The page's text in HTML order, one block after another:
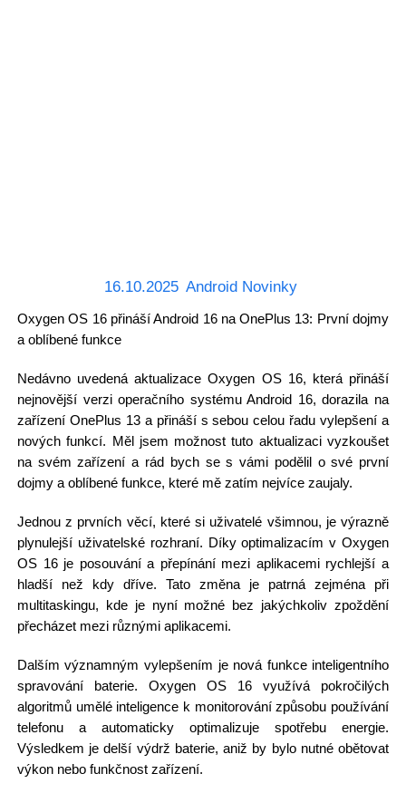
16.10.2025 Android Novinky
Oxygen OS 16 přináší Android 16 na OnePlus 13: První dojmy
a oblíbené funkce
Nedávno uvedená aktualizace Oxygen OS 16, která přináší
nejnovější verzi operačního systému Android 16, dorazila na
zařízení OnePlus 13 a přináší s sebou celou řadu vylepšení a
nových funkcí. Měl jsem možnost tuto aktualizaci vyzkoušet
na svém zařízení a rád bych se s vámi podělil o své první
dojmy a oblíbené funkce, které mě zatím nejvíce zaujaly.
Jednou z prvních věcí, které si uživatelé všimnou, je výrazně
plynulejší uživatelské rozhraní. Díky optimalizacím v Oxygen
OS 16 je posouvání a přepínání mezi aplikacemi rychlejší a
hladší než kdy dříve. Tato změna je patrná zejména při
multitaskingu, kde je nyní možné bez jakýchkoliv zpoždění
přecházet mezi různými aplikacemi.
Dalším významným vylepšením je nová funkce inteligentního
spravování baterie. Oxygen OS 16 využívá pokročilých
algoritmů umělé inteligence k monitorování způsobu používání
telefonu a automaticky optimalizuje spotřebu energie.
Výsledkem je delší výdrž baterie, aniž by bylo nutné obětovat
výkon nebo funkčnost zařízení.